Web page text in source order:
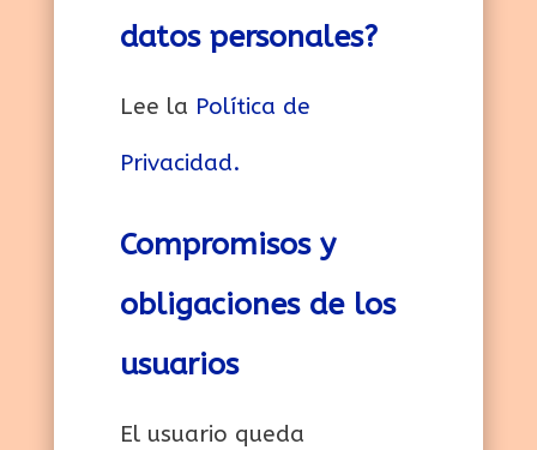
datos personales?
Lee la Política de
Privacidad.
Compromisos y
obligaciones de los
usuarios
El usuario queda